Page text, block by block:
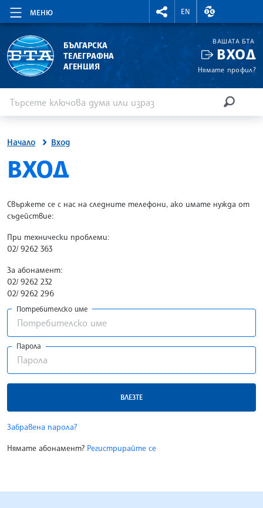
МЕНЮ
RIGHTMENU.SOCIAL
EN
ВАЛУТНИ
БЪЛГАРСКА
ТЕЛЕГРАФНА
АГЕНЦИЯ
ВАШАТА БТА
ВХОД
Нямате профил?
Начало Вход
SITE.BTA
ВХОД
Свържете се с нас на следните телефони, ако имате нужда от
съдействие:
При технически проблеми:
02/ 9262 363
За абонамент:
02/ 9262 232
02/ 9262 296
Потребителско име
Парола
ВЛЕЗТЕ
Забравена парола?
Нямате абонамент? Регистрирайте се